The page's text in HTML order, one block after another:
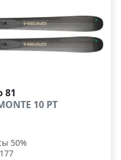
81
10 PT
50%